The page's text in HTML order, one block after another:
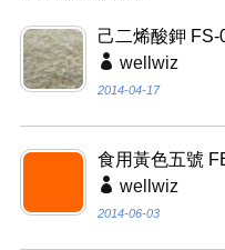
己二烯酸鉀 FS-
wellwiz
2014-04-17
食用黃色五號
wellwiz
2014-06-03